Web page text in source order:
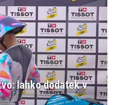
lahko dodatek v